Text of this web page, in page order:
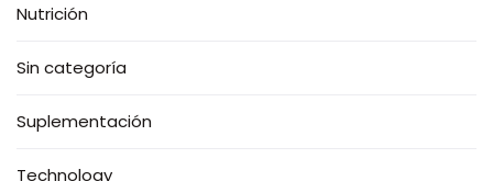
Nutrición
Sin categoría
Suplementación
Technology